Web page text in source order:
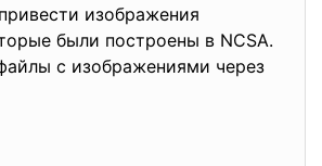
изображения
были построены в NCSA.
с изображениями через